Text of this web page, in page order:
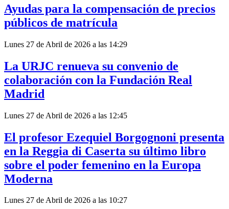
Ayudas para la compensación de precios
públicos de matrícula
Lunes 27 de Abril de 2026 a las 14:29
La URJC renueva su convenio de
colaboración con la Fundación Real
Madrid
Lunes 27 de Abril de 2026 a las 12:45
El profesor Ezequiel Borgognoni presenta
en la Reggia di Caserta su último libro
sobre el poder femenino en la Europa
Moderna
Lunes 27 de Abril de 2026 a las 10:27